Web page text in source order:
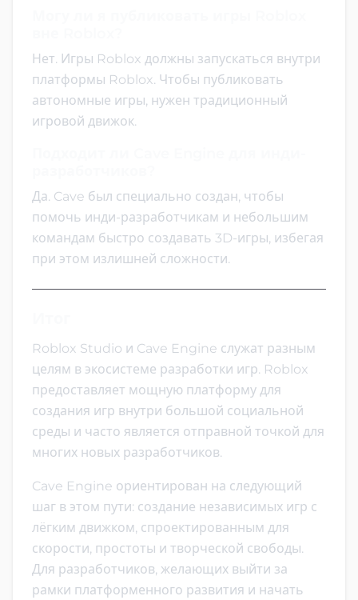
Нет. Игры Roblox должны запускаться внутри
платформы Roblox. Чтобы публиковать
автономные игры, нужен традиционный
игровой движок.
Да. Cave был специально создан, чтобы
помочь инди-разработчикам и небольшим
командам быстро создавать 3D-игры, избегая
при этом излишней сложности.
Roblox Studio и Cave Engine служат разным
целям в экосистеме разработки игр. Roblox
предоставляет мощную платформу для
создания игр внутри большой социальной
среды и часто является отправной точкой для
многих новых разработчиков.
Cave Engine ориентирован на следующий
шаг в этом пути: создание независимых игр с
лёгким движком, спроектированным для
скорости, простоты и творческой свободы.
Для разработчиков, желающих выйти за
рамки платформенного развития и начать